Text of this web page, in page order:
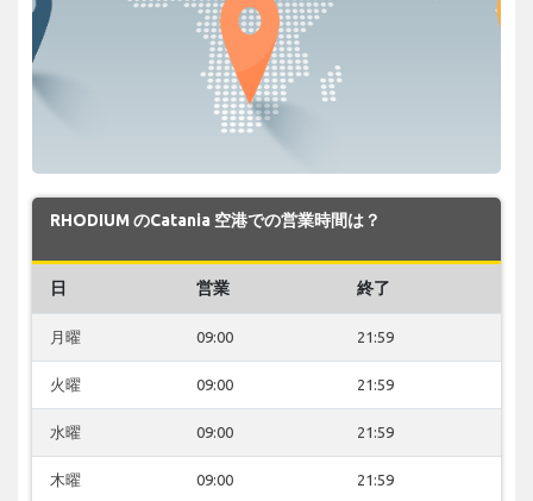
RHODIUM のCatania 空港での営業時間は？
日 営業 終了
月曜 09:00 21:59
火曜 09:00 21:59
水曜 09:00 21:59
木曜 09:00 21:59